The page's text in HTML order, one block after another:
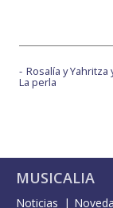
Rosalía y Yahritza
La perla
MUSICALIA
Noticias